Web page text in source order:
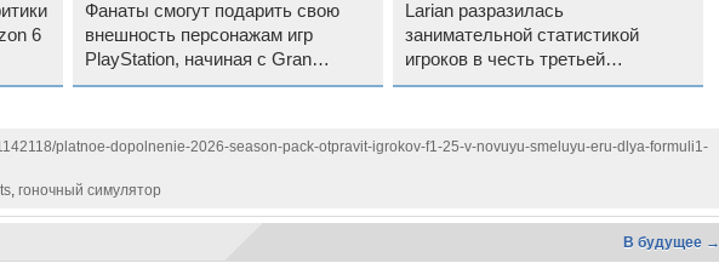
6
Фанаты смогут подарить свою
внешность персонажам игр
PlayStation, начиная с Gran
Turismo 7 — Sony анонсировала
Larian разразилась
занимательной статистикой
игроков в честь третьей
годовщины Baldur’s Gate 3
platnoe-dopolnenie-2026-season-pack-otpravit-igrokov-f1-25-v-novuyu-smeluyu-eru-dlya-formuli1-
, гоночный симулятор
В будущее →